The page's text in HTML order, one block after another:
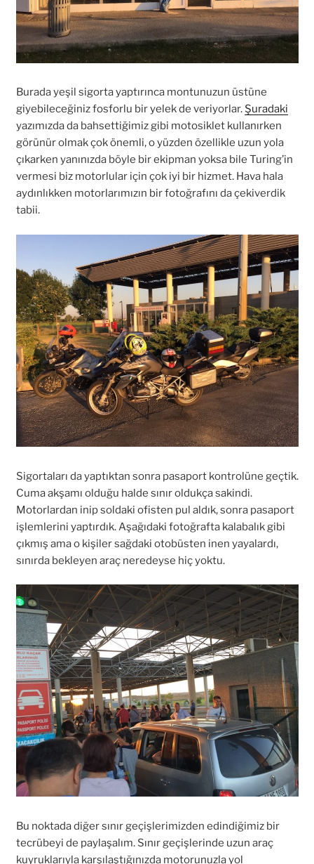
Burada yeşil sigorta yaptırınca montunuzun üstüne
giyebileceğiniz fosforlu bir yelek de veriyorlar. Şuradaki
yazımızda da bahsettiğimiz gibi motosiklet kullanırken
görünür olmak çok önemli, o yüzden özellikle uzun yola
çıkarken yanınızda böyle bir ekipman yoksa bile Turing’in
vermesi biz motorlular için çok iyi bir hizmet. Hava hala
aydınlıkken motorlarımızın bir fotoğrafını da çekiverdik
tabii.
Sigortaları da yaptıktan sonra pasaport kontrolüne geçtik.
Cuma akşamı olduğu halde sınır oldukça sakindi.
Motorlardan inip soldaki ofisten pul aldık, sonra pasaport
işlemlerini yaptırdık. Aşağıdaki fotoğrafta kalabalık gibi
çıkmış ama o kişiler sağdaki otobüsten inen yayalardı,
sınırda bekleyen araç neredeyse hiç yoktu.
Bu noktada diğer sınır geçişlerimizden edindiğimiz bir
tecrübeyi de paylaşalım. Sınır geçişlerinde uzun araç
kuyruklarıyla karşılaştığınızda motorunuzla yol